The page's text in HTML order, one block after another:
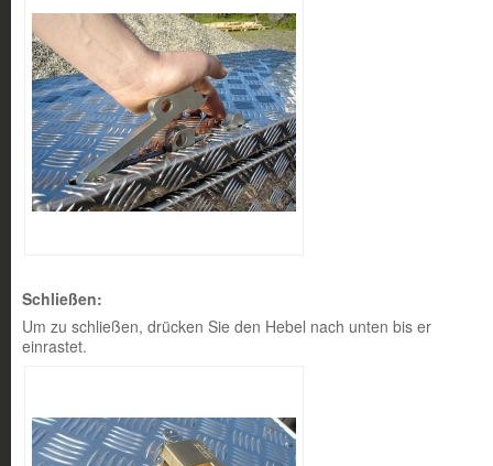
Schließen:
Um zu schließen, drücken Sie den Hebel nach unten bis er
einrastet.